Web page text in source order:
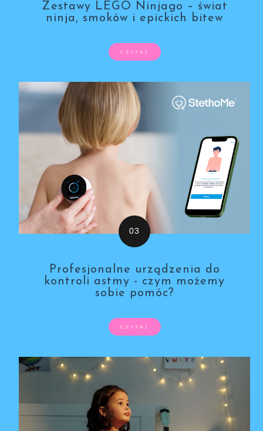
Zestawy LEGO Ninjago – świat
ninja, smoków i epickich bitew
CZYTAJ
Profesjonalne urządzenia do
kontroli astmy - czym możemy
sobie pomóc?
CZYTAJ